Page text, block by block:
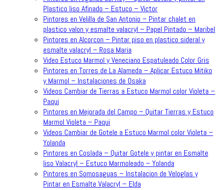
Plastico liso Afinado – Estuco – Victor
Pintores en Velilla de San Antonio – Pintar chalet en
plastico valon y esmalte valacryl – Papel Pintado – Maribel
Pintores en Alcorcon – Pintar piso en plastico sideral y
esmalte valacryl – Rosa Maria
Video Estuco Marmol y Veneciano Espatuleado Color Gris
Pintores en Torres de La Alameda – Aplicar Estuco Mitiko
y Marmol – Instalaciones de Osaka
Videos Cambiar de Tierras a Estuco Marmol color Violeta –
Paqui
Pintores en Mejorada del Campo – Quitar Tierras y Estuco
Marmol Violeta – Paqui
Videos Cambiar de Gotele a Estuco Marmol color Violeta –
Yolanda
Pintores en Coslada – Quitar Gotele y pintar en Esmalte
liso Valacryl – Estuco Marmoleado – Yolanda
Pintores en Somosaguas – Instalacion de Veloglas y
Pintar en Esmalte Valacryl – Elda